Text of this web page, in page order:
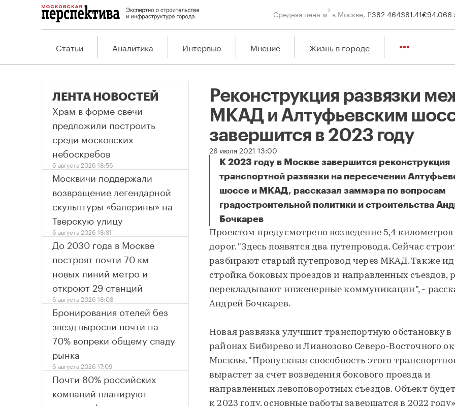
Средняя цена м2 в Москве, ₽382 464$81.41€94.066
Статьи Аналитика Интервью Мнение Жизнь в городе
Реконструкция развязки
МКАД и Алтуфьевским
завершится в 2023 году
26 июля 2021 13:00
К 2023 году в Москве завершится реконструкция
транспортной развязки на пересечении
шоссе и МКАД, рассказал заммэра по вопросам
градостроительной политики и строительства
Бочкарев
Проектом предусмотрено возведение 5,4
дорог. "Здесь появятся два путепровода. Сейчас
разбирают старый путепровод через МКАД. Также
стройка боковых проездов и направленных съездов,
перекладывают инженерные коммуникации", -
Андрей Бочкарев.
Новая развязка улучшит транспортную обстановку в
районах Бибирево и Лианозово Северо-Восточного
Москвы. "Пропускная способность этого
вырастет за счет возведения бокового проезда и
направленных левоповоротных съездов. Объект
к 2023 году, основные работы завершатся в 2022
ЛЕНТА НОВОСТЕЙ
Храм в форме свечи
предложили построить
среди московских
небоскребов
6 августа 2026 18:56
Москвичи поддержали
возвращение легендарной
скульптуры «балерины» на
Тверскую улицу
6 августа 2026 18:31
До 2030 года в Москве
построят почти 70 км
новых линий метро и
откроют 29 станций
6 августа 2026 18:03
Бронирования отелей без
звезд выросли почти на
70% вопреки общему спаду
рынка
6 августа 2026 17:09
Почти 80% российских
компаний планируют